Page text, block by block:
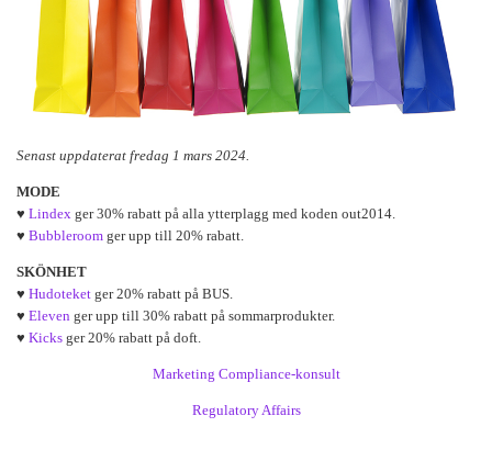
Senast uppdaterat fredag 1 mars 2024.
MODE
♥ Lindex ger 30% rabatt på alla ytterplagg med koden out2014.
♥ Bubbleroom ger upp till 20% rabatt.
SKÖNHET
♥ Hudoteket ger 20% rabatt på BUS.
♥ Eleven ger upp till 30% rabatt på sommarprodukter.
♥ Kicks ger 20% rabatt på doft.
Marketing Compliance-konsult
Regulatory Affairs